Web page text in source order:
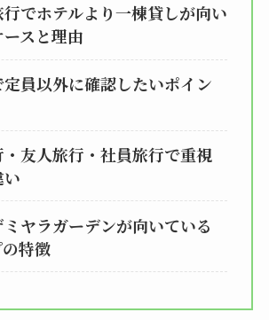
でホテルより一棟貸しが向い
スと理由
員以外に確認したいポイン
友人旅行・社員旅行で重視
い
ヤラガーデンが向いている
特徴